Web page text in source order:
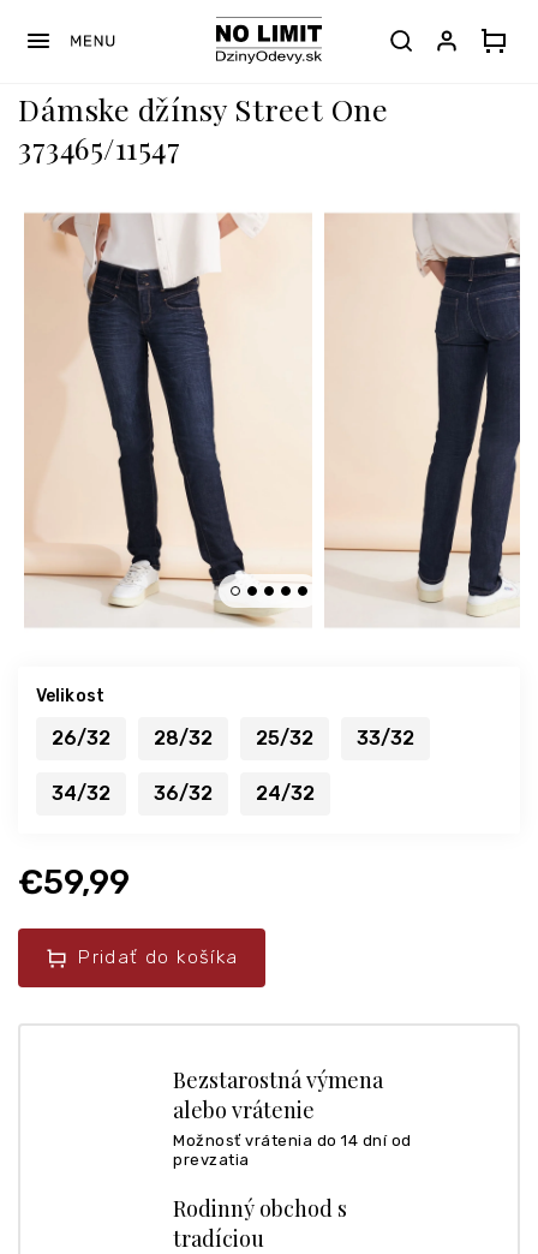
Dámske džínsy Street One
373465/11547
€59,99
Pridať do košíka
Velikost
26/32 28/32 25/32 33/32
34/32 36/32 24/32
Bezstarostná výmena
alebo vrátenie
Možnosť vrátenia do 14 dní od
prevzatia
Rodinný obchod s
tradíciou